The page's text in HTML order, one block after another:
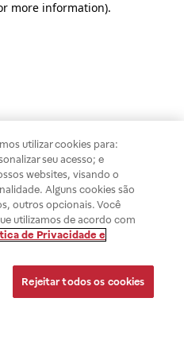
more information).
utilizar cookies para:
seu acesso; e
websites, visando o
Alguns cookies são
outros opcionais. Você
utilizamos de acordo com
de Privacidade e
Rejeitar todos os cookies